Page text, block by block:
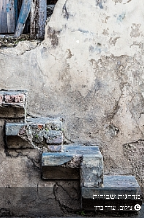
מדרגות שבורות
צילום:עודד ברון